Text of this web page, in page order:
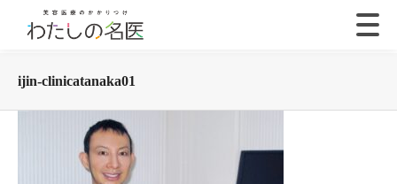
ijin-clinicatanaka01